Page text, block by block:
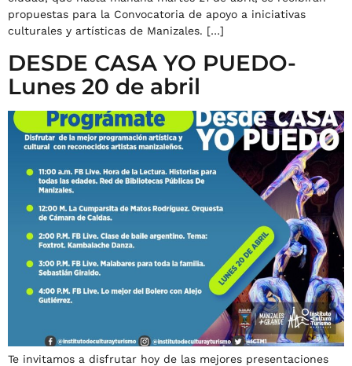
propuestas para la Convocatoria de apoyo a iniciativas
culturales y artísticas de Manizales. […]
DESDE CASA YO PUEDO-
Lunes 20 de abril
Te invitamos a disfrutar hoy de las mejores presentaciones